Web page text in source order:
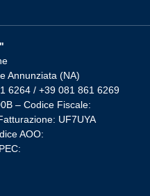
Annunziata (NA)
6264 / +39 081 861 6269
– Codice Fiscale:
UF7UYA
AOO: